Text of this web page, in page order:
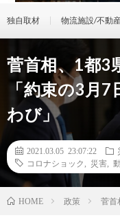
独自取材 物流施設/不動
菅首相、1都3
「約束の3月
わび」
2021.03.05 23:07:22
コロナショック
災害
HOME 政策 菅首